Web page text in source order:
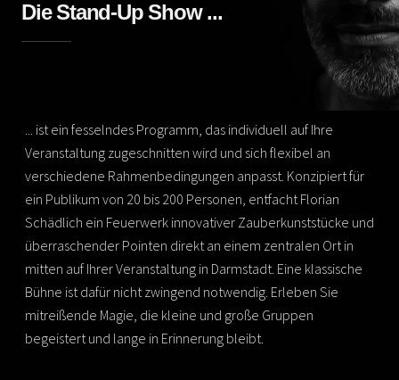
Die Stand-Up Show ...
... ist ein fesselndes Programm, das individuell auf Ihre
Veranstaltung zugeschnitten wird und sich flexibel an
verschiedene Rahmenbedingungen anpasst. Konzipiert für
ein Publikum von 20 bis 200 Personen, entfacht Florian
Schädlich ein Feuerwerk innovativer Zauberkunststücke und
überraschender Pointen direkt an einem zentralen Ort in
mitten auf Ihrer Veranstaltung in Darmstadt. Eine klassische
Bühne ist dafür nicht zwingend notwendig. Erleben Sie
mitreißende Magie, die kleine und große Gruppen
begeistert und lange in Erinnerung bleibt.